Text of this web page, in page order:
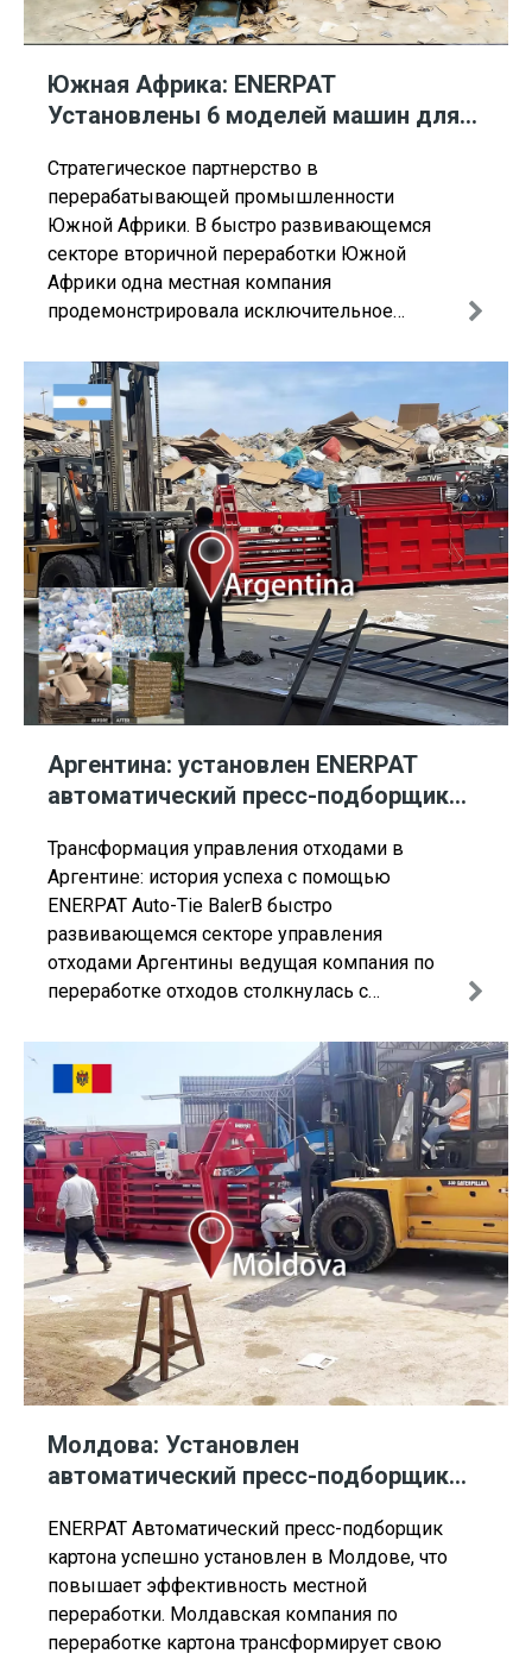
Южная Африка: ENERPAT
Установлены 6 моделей машин для
Стратегическое партнерство в
перерабатывающей промышленности
Южной Африки. В быстро развивающемся
секторе вторичной переработки Южной
Африки одна местная компания
продемонстрировала исключительное
внедрения передовых решений по
переработке отходов. Будучи крупным
предприятием по переработке отходов в
Южной Африке, этот кли
Аргентина: установлен ENERPAT
автоматический пресс-подборщик
Трансформация управления отходами в
Аргентине: история успеха с помощью
ENERPAT Auto-Tie BalerВ быстро
развивающемся секторе управления
отходами Аргентины ведущая компания по
переработке отходов столкнулась с
затратами на рабочую силу, устаревшим
оборудованием и острой необходимостью
перерабатывать более 10 тонн картона и
Молдова: Установлен
автоматический пресс-подборщик
ENERPAT Автоматический пресс-подборщик
картона успешно установлен в Молдове, что
повышает эффективность местной
переработки. Молдавская компания по
переработке картона трансформирует свою